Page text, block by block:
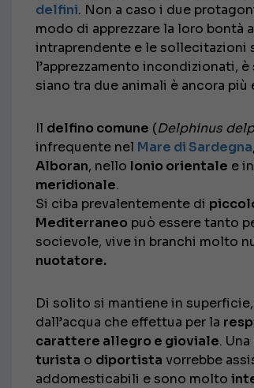
delfini. Non a caso i due
modo di apprezzare la loro bontà
intraprendente e le sollecitazioni
l’apprezzamento incondizionati,
siano tra due animali è ancora
Il delfino comune (Delphinus
infrequente nel Mare di Sardegna,
Alboran, nello Ionio orientale e
meridionale.
Si ciba prevalentemente di
Mediterraneo può essere tanto
socievole, vive in branchi molto
nuotatore.
Di solito si mantiene in
dall’acqua che effettua per la
carattere allegro e gioviale.
turista o diportista vorrebbe
addomesticabili e sono molto